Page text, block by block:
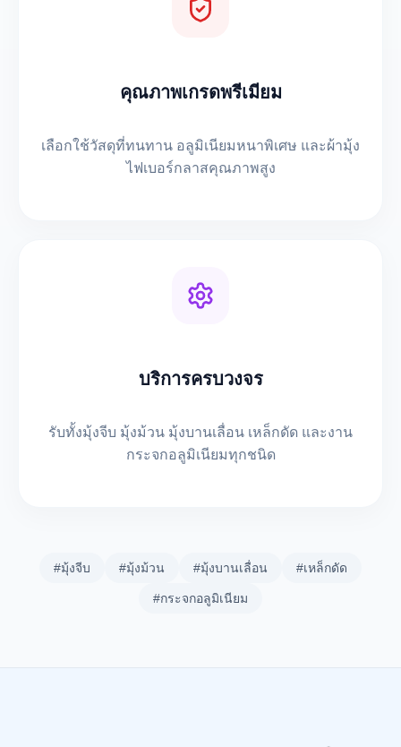
คุณภาพเกรดพรีเมียม
เลือกใช้วัสดุที่ทนทาน อลูมิเนียมหนาพิเศษ และผ้ามุ้ง
ไฟเบอร์กลาสคุณภาพสูง
บริการครบวงจร
รับทั้งมุ้งจีบ มุ้งม้วน มุ้งบานเลื่อน เหล็กดัด และงาน
กระจกอลูมิเนียมทุกชนิด
#มุ้งจีบ #มุ้งม้วน #มุ้งบานเลื่อน #เหล็กดัด
#กระจกอลูมิเนียม